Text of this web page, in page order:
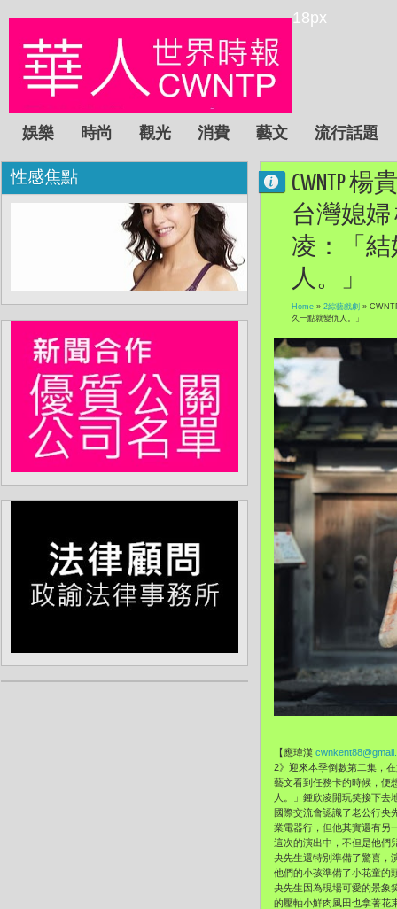
18px
娛樂 時尚 觀光 消費 藝文 流行話題
CWNTP
台灣媳
凌：「
人。」
Home » 2綜藝戲劇 »
久一點就變仇人。」
【應瑋漢
2》迎來本季倒數第二集，
藝文看到任務卡的時候，便
人。」鍾欣凌開玩笑接下
國際交流會認識了老公行央
業電器行，但他其實還有另
這次的演出中，不但是他們
央先生還特別準備了驚喜，
他們的小孩準備了小花童的
央先生因為現場可愛的景象
的壓軸小鮮肉風田也拿著花
性感焦點